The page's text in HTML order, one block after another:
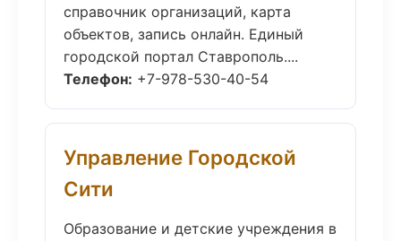
справочник организаций, карта
объектов, запись онлайн. Единый
городской портал Ставрополь....
Телефон: +7-978-530-40-54
Управление Городской
Сити
Образование и детские учреждения в